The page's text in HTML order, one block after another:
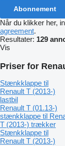
Abonnement
Når du klikker her,
agreement.
Resultater: 129
Vis
Priser for
Stænkklappe til
Renault T (2013-)
lastbil
Renault T (01.13-)
stænkklappe til
T (2013-) trækker
Stænkklappe til
Renault T (2013-)